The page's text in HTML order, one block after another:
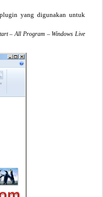
yang digunakan untuk
– All Program – Windows Live